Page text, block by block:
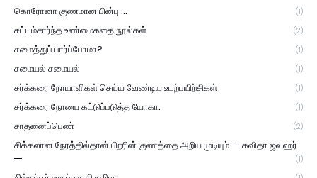
கொரோனா குணமான பின்பு ... (1)
சட்டம்சார்ந்த உண்மைகதை நூல்கள் (2)
சமைத்துப் பார்ப்போமா? (1)
சமையல் சமையல் (1)
சர்க்கரை நோயாளிகள் செய்ய வேண்டிய உடற்பயிற்சிகள் (1)
சர்க்கரை நோயை கட்டுப்படுத்த யோகா. (1)
சாதனைப்பெண் (2)
சிக்கலான நேரத்தில்தான் பிறரின் குணத்தை அறிய முடியும். --கவிதா ஜவஹர்
--
(1)